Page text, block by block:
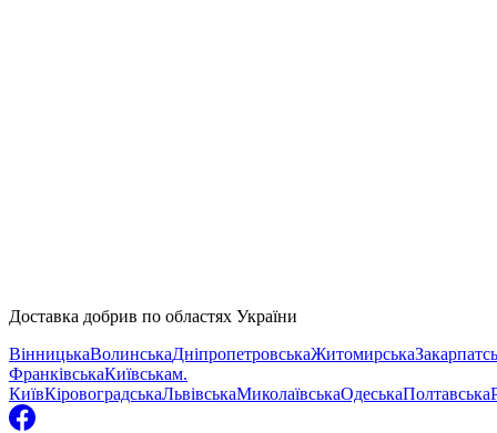
Доставка добрив по областях України
ВінницькаВолинськаДніпропетровськаЖитомирська
ФранківськаКиївськам.
КиївКіровоградськаЛьвівськаМиколаївськаОдеськаПолтавська